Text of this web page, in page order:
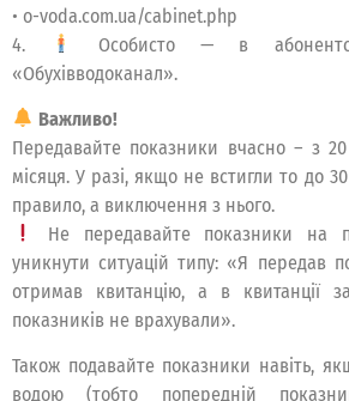
• o-voda.com.ua/cabinet.php
4.
Особисто — в
«Обухівводоканал».
Важливо!
Передавайте показники вчасно – з
місяця. У разі, якщо не встигли то до
правило, а виключення з нього.
Не передавайте показники на
уникнути ситуацій типу: «Я передав
отримав квитанцію, а в квитанції
показників не врахували».
Також подавайте показники навіть,
водою (тобто попередній